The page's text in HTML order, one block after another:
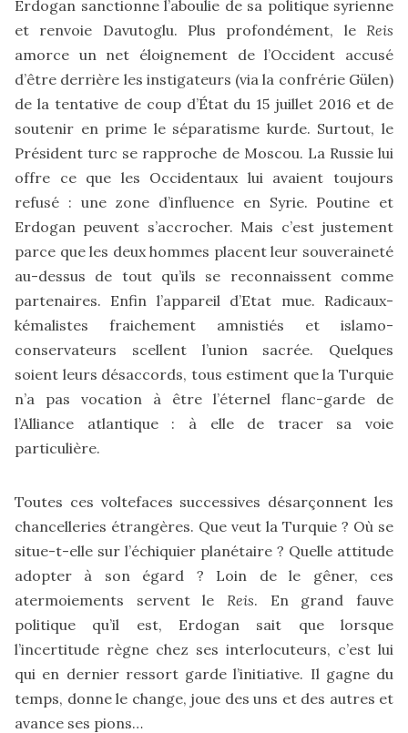
Erdogan sanctionne l’aboulie de sa politique syrienne
et renvoie Davutoglu. Plus profondément, le Reis
amorce un net éloignement de l’Occident accusé
d’être derrière les instigateurs (via la confrérie Gülen)
de la tentative de coup d’État du 15 juillet 2016 et de
soutenir en prime le séparatisme kurde. Surtout, le
Président turc se rapproche de Moscou. La Russie lui
offre ce que les Occidentaux lui avaient toujours
refusé : une zone d’influence en Syrie. Poutine et
Erdogan peuvent s’accrocher. Mais c’est justement
parce que les deux hommes placent leur souveraineté
au-dessus de tout qu’ils se reconnaissent comme
partenaires. Enfin l’appareil d’Etat mue. Radicaux-
kémalistes fraichement amnistiés et islamo-
conservateurs scellent l’union sacrée. Quelques
soient leurs désaccords, tous estiment que la Turquie
n’a pas vocation à être l’éternel flanc-garde de
l’Alliance atlantique : à elle de tracer sa voie
particulière.
Toutes ces voltefaces successives désarçonnent les
chancelleries étrangères. Que veut la Turquie ? Où se
situe-t-elle sur l’échiquier planétaire ? Quelle attitude
adopter à son égard ? Loin de le gêner, ces
atermoiements servent le Reis. En grand fauve
politique qu’il est, Erdogan sait que lorsque
l’incertitude règne chez ses interlocuteurs, c’est lui
qui en dernier ressort garde l’initiative. Il gagne du
temps, donne le change, joue des uns et des autres et
avance ses pions…